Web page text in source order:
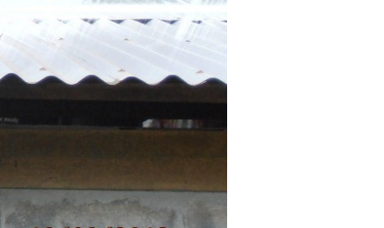
ติดต่อเรา
โทร
Facebook ID